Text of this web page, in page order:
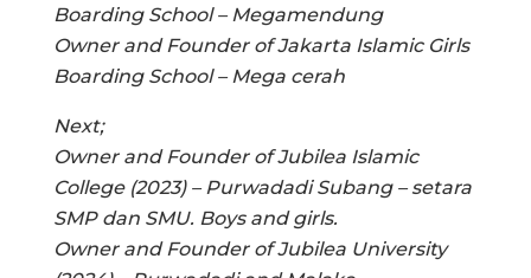
Boarding School – Megamendung
Owner and Founder of Jakarta Islamic Girls
Boarding School – Mega cerah
Next;
Owner and Founder of Jubilea Islamic
College (2023) – Purwadadi Subang – setara
SMP dan SMU. Boys and girls.
Owner and Founder of Jubilea University